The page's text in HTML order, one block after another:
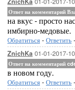
Ответ на комментарий
на вкус - просто
имбирно-медовые.
Обратиться - Ответить -
ZnichKa 01-01-2017-
Ответ на комментарий
в новом году.
Обратиться - Ответить -